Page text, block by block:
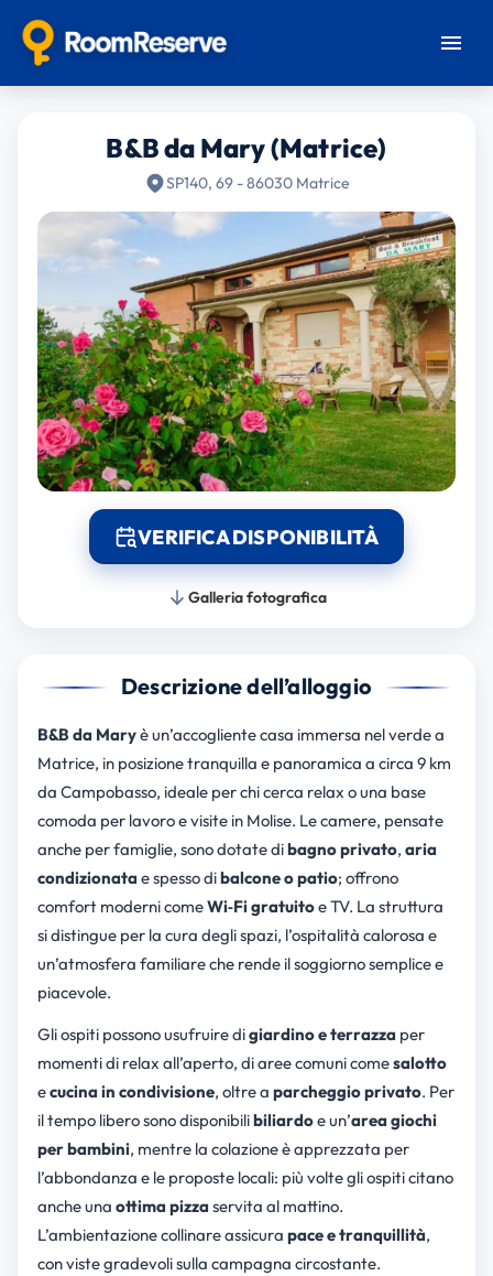
B&B da Mary (Matrice)
SP140, 69 - 86030 Matrice
VERIFICA DISPONIBILITÀ
Galleria fotografica
Descrizione dell’alloggio
B&B da Maryè un’accogliente casa immersa nel verde a
Matrice, in posizione tranquilla e panoramica a circa 9 km
da Campobasso, ideale per chi cerca relax o una base
comoda per lavoro e visite in Molise. Le camere, pensate
anche per famiglie, sono dotate dibagno privato, aria
condizionatae spesso dibalcone o patio; offrono
comfort moderni comeWi‑Fi gratuitoe TV. La struttura
si distingue per la cura degli spazi, l’ospitalità calorosa e
un’atmosfera familiare che rende il soggiorno semplice e
piacevole.
Gli ospiti possono usufruire digiardino e terrazzaper
momenti di relax all’aperto, di aree comuni comesalotto
ecucina in condivisione, oltre a parcheggio privato. Per
il tempo libero sono disponibilibiliardoe un’area giochi
per bambini, mentre la colazione è apprezzata per
l’abbondanza e le proposte locali: più volte gli ospiti citano
anche una ottima pizzaservita al mattino.
L’ambientazione collinare assicura pace e tranquillità,
con viste gradevoli sulla campagna circostante.